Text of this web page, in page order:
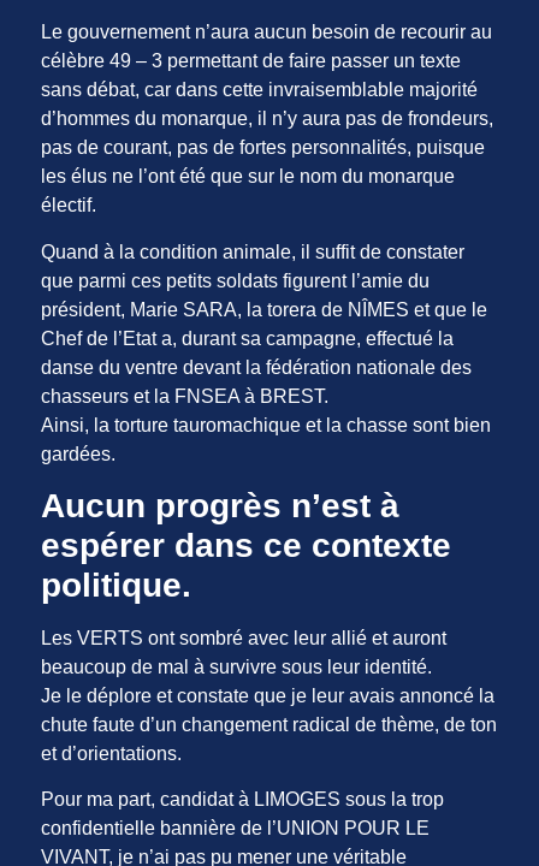
Le gouvernement n’aura aucun besoin de recourir au
célèbre 49 – 3 permettant de faire passer un texte
sans débat, car dans cette invraisemblable majorité
d’hommes du monarque, il n’y aura pas de frondeurs,
pas de courant, pas de fortes personnalités, puisque
les élus ne l’ont été que sur le nom du monarque
électif.
Quand à la condition animale, il suffit de constater
que parmi ces petits soldats figurent l’amie du
président, Marie SARA, la torera de NÎMES et que le
Chef de l’Etat a, durant sa campagne, effectué la
danse du ventre devant la fédération nationale des
chasseurs et la FNSEA à BREST.
Ainsi, la torture tauromachique et la chasse sont bien
gardées.
Aucun progrès n’est à
espérer dans ce contexte
politique.
Les VERTS ont sombré avec leur allié et auront
beaucoup de mal à survivre sous leur identité.
Je le déplore et constate que je leur avais annoncé la
chute faute d’un changement radical de thème, de ton
et d’orientations.
Pour ma part, candidat à LIMOGES sous la trop
confidentielle bannière de l’UNION POUR LE
VIVANT, je n’ai pas pu mener une véritable